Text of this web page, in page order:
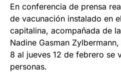
En conferencia de prensa
de vacunación instalado en
capitalina, acompañada de
Nadine Gasman
8 al jueves 12 de febrero se
personas.